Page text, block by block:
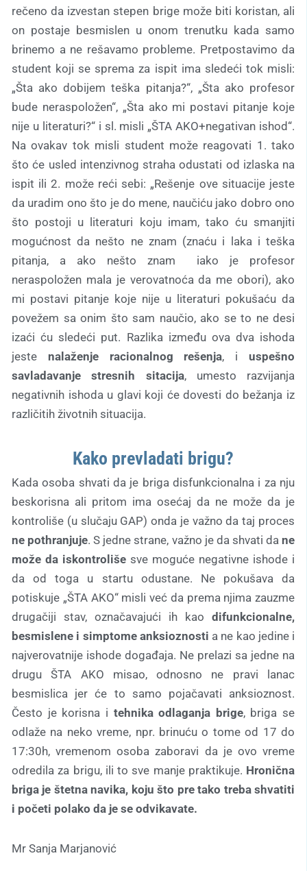
rečeno da izvestan stepen brige može biti koristan, ali
on postaje besmislen u onom trenutku kada samo
brinemo a ne rešavamo probleme. Pretpostavimo da
student koji se sprema za ispit ima sledeći tok misli:
„Šta ako dobijem teška pitanja?“, „Šta ako profesor
bude neraspoložen“, „Šta ako mi postavi pitanje koje
nije u literaturi?“ i sl. misli „ŠTA AKO+negativan ishod“.
Na ovakav tok misli student može reagovati 1. tako
što će usled intenzivnog straha odustati od izlaska na
ispit ili 2. može reći sebi: „Rešenje ove situacije jeste
da uradim ono što je do mene, naučiću jako dobro ono
što postoji u literaturi koju imam, tako ću smanjiti
mogućnost da nešto ne znam (znaću i laka i teška
pitanja, a ako nešto znam iako je profesor
neraspoložen mala je verovatnoća da me obori), ako
mi postavi pitanje koje nije u literaturi pokušaću da
povežem sa onim što sam naučio, ako se to ne desi
izaći ću sledeći put. Razlika između ova dva ishoda
jeste nalaženje racionalnog rešenja, i uspešno
savladavanje stresnih sitacija, umesto razvijanja
negativnih ishoda u glavi koji će dovesti do bežanja iz
različitih životnih situacija.
Kako prevladati brigu?
Kada osoba shvati da je briga disfunkcionalna i za nju
beskorisna ali pritom ima osećaj da ne može da je
kontroliše (u slučaju GAP) onda je važno da taj proces
ne pothranjuje. S jedne strane, važno je da shvati da ne
može da iskontroliše sve moguće negativne ishode i
da od toga u startu odustane. Ne pokušava da
potiskuje „ŠTA AKO“ misli već da prema njima zauzme
drugačiji stav, označavajući ih kao difunkcionalne,
besmislene i simptome anksioznosti a ne kao jedine i
najverovatnije ishode događaja. Ne prelazi sa jedne na
drugu ŠTA AKO misao, odnosno ne pravi lanac
besmislica jer će to samo pojačavati anksioznost.
Često je korisna i tehnika odlaganja brige, briga se
odlaže na neko vreme, npr. brinuću o tome od 17 do
17:30h, vremenom osoba zaboravi da je ovo vreme
odredila za brigu, ili to sve manje praktikuje. Hronična
briga je štetna navika, koju što pre tako treba shvatiti
i početi polako da je se odvikavate.
Mr Sanja Marjanović